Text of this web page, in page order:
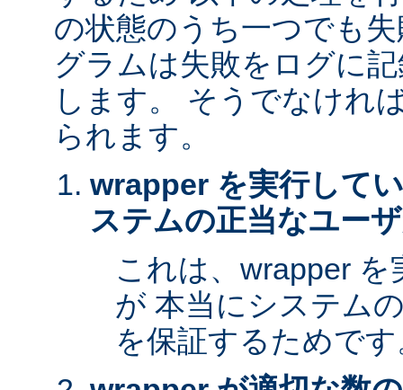
の状態のうち一つでも
グラムは失敗をログに
します。 そうでなけれ
られます。
wrapper を実行して
ステムの正当なユー
これは、wrapper
が 本当にシステム
を保証するためで